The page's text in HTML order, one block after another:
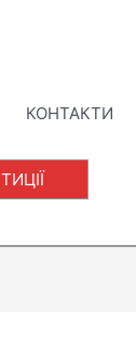
КОНТАКТИ